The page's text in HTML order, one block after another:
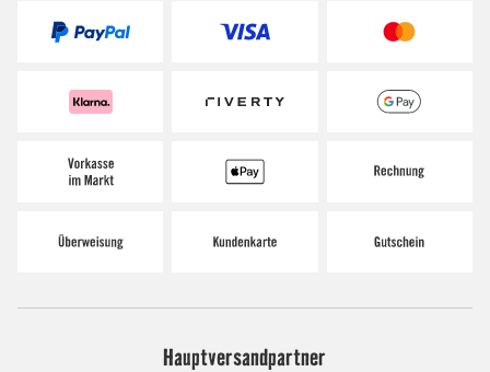
Hauptversandpartner